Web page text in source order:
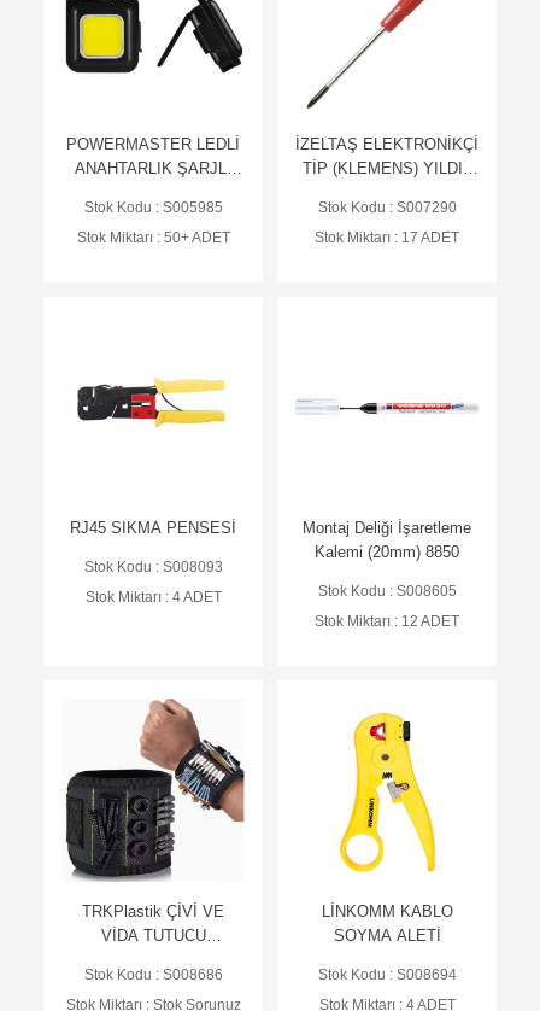
POWERMASTER LEDLİ
ANAHTARLIK ŞARJLI
Stok Kodu : S005985
Stok Miktarı : 50+ ADET
İZELTAŞ ELEKTRONİKÇİ
TİP (KLEMENS) YILDIZ
4520180360
Stok Kodu : S007290
Stok Miktarı : 17 ADET
RJ45 SIKMA PENSESİ
Stok Kodu : S008093
Stok Miktarı : 4 ADET
Montaj Deliği İşaretleme
Kalemi (20mm) 8850
Stok Kodu : S008605
Stok Miktarı : 12 ADET
TRKPlastik ÇİVİ VE
VİDA TUTUCU
TRK-555
Stok Kodu : S008686
Stok Miktarı : Stok Sorunuz
LİNKOMM KABLO
SOYMA ALETİ
Stok Kodu : S008694
Stok Miktarı : 4 ADET